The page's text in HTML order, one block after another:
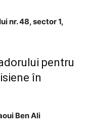
nr. 48, sector 1,
pentru
în
Ben Ali